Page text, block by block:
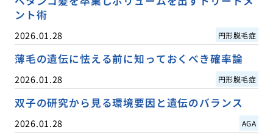
ント術
2026.01.28 円形脱毛症
薄毛の遺伝に怯える前に知っておくべき確率論
2026.01.28 円形脱毛症
双子の研究から見る環境要因と遺伝のバランス
2026.01.28 AGA